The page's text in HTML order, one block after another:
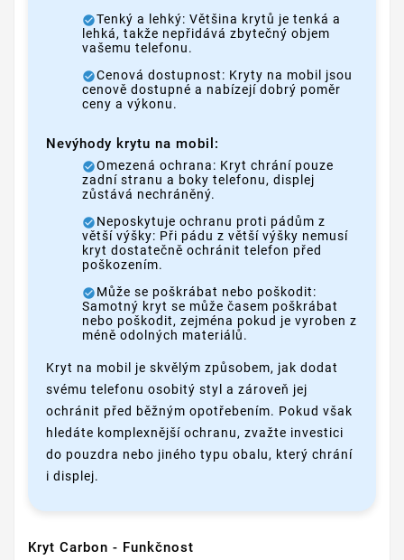
Tenký a lehký: Většina krytů je tenká a
lehká, takže nepřidává zbytečný objem
vašemu telefonu.
Cenová dostupnost: Kryty na mobil jsou
cenově dostupné a nabízejí dobrý poměr
ceny a výkonu.
Nevýhody krytu na mobil:
Omezená ochrana: Kryt chrání pouze
zadní stranu a boky telefonu, displej
zůstává nechráněný.
Neposkytuje ochranu proti pádům z
větší výšky: Při pádu z větší výšky nemusí
kryt dostatečně ochránit telefon před
poškozením.
Může se poškrábat nebo poškodit:
Samotný kryt se může časem poškrábat
nebo poškodit, zejména pokud je vyroben z
méně odolných materiálů.
Kryt na mobil je skvělým způsobem, jak dodat
svému telefonu osobitý styl a zároveň jej
ochránit před běžným opotřebením. Pokud však
hledáte komplexnější ochranu, zvažte investici
do pouzdra nebo jiného typu obalu, který chrání
i displej.
Kryt Carbon - Funkčnost